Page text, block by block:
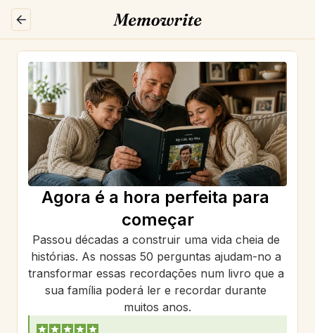
Agora é a hora perfeita para
começar
Passou décadas a construir uma vida cheia de
histórias. As nossas 50 perguntas ajudam-no a
transformar essas recordações num livro que a
sua família poderá ler e recordar durante
muitos anos.